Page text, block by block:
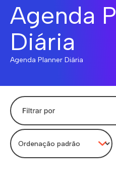
Agenda
Diária
Agenda Planner Diária